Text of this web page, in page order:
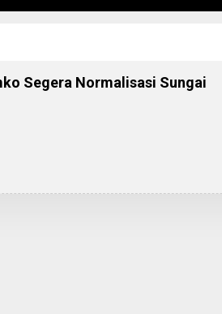
Segera Normalisasi Sungai